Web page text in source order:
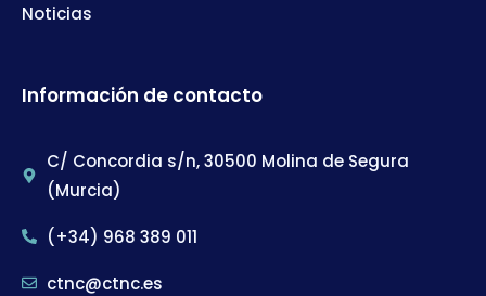
Noticias
Información de contacto
C/ Concordia s/n, 30500 Molina de Segura
(Murcia)
(+34) 968 389 011
ctnc@ctnc.es